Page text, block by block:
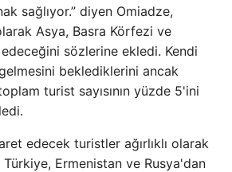
sağlıyor.” diyen Omiadze,
Asya, Basra Körfezi ve
sözlerine ekledi. Kendi
beklediklerini ancak
turist sayısının yüzde 5'ini
edecek turistler ağırlıklı olarak
Ermenistan ve Rusya'dan